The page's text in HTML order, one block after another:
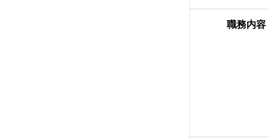
職務内容